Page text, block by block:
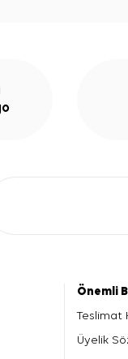
Önemli
Teslimat
Üyelik